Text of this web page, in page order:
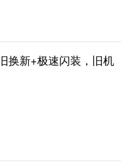
换新+极速闪装，旧机